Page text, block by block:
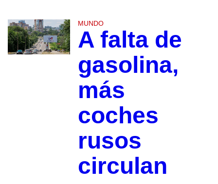
MUNDO
A falta de
gasolina,
más
coches
rusos
circulan